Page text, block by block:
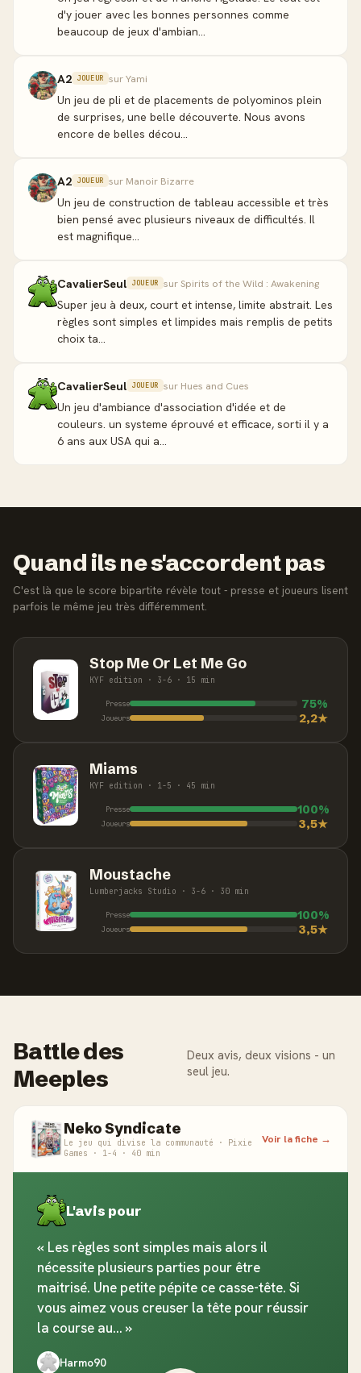
d'y jouer avec les bonnes personnes comme
beaucoup de jeux d'ambian...
A2 JOUEUR sur Yami
Un jeu de pli et de placements de polyominos plein
de surprises, une belle découverte. Nous avons
encore de belles décou...
A2 JOUEUR sur Manoir Bizarre
Un jeu de construction de tableau accessible et très
bien pensé avec plusieurs niveaux de difficultés. Il
est magnifique...
CavalierSeul JOUEUR sur Spirits of the Wild : Awakening
Super jeu à deux, court et intense, limite abstrait. Les
règles sont simples et limpides mais remplis de petits
choix ta...
CavalierSeul JOUEUR sur Hues and Cues
Un jeu d'ambiance d'association d'idée et de
couleurs. un systeme éprouvé et efficace, sorti il y a
6 ans aux USA qui a...
Quand ils ne s'accordent pas
C'est là que le score bipartite révèle tout - presse et joueurs lisent
parfois le même jeu très différemment.
Stop Me Or Let Me Go
KYF edition · 3-6 · 15 min
Presse 75%
Joueurs 2,2★
Miams
KYF edition · 1-5 · 45 min
Presse 100%
Joueurs 3,5★
Moustache
Lumberjacks Studio · 3-6 · 30 min
Presse 100%
Joueurs 3,5★
Battle des
Meeples
Deux avis, deux visions - un
seul jeu.
Neko Syndicate
Le jeu qui divise la communauté · Pixie
Games · 1-4 · 40 min
Voir la fiche →
L'avis pour
« Les règles sont simples mais alors il
nécessite plusieurs parties pour être
maitrisé. Une petite pépite ce casse-tête. Si
vous aimez vous creuser la tête pour réussir
la course au... »
Harmo90